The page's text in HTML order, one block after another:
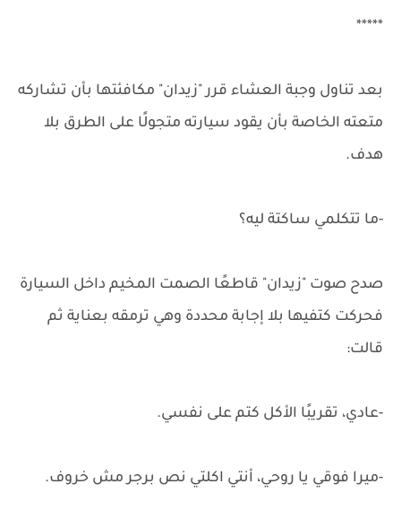
*****
بعد تناول وجبة العشاء قرر "زيدان" مكافئتها بأن تشاركه
متعته الخاصة بأن يقود سيارته متجولًا على الطرق بلا
هدف.
-ما تتكلمي ساكتة ليه؟
صدح صوت "زيدان" قاطعًا الصمت المخيم داخل السيارة
فحركت كتفيها بلا إجابة محددة وهي ترمقه بعناية ثم
قالت:
-عادي، تقريبًا الأكل كتم على نفسي.
-ميرا فوقي يا روحي، أنتي اكلتي نص برجر مش خروف.